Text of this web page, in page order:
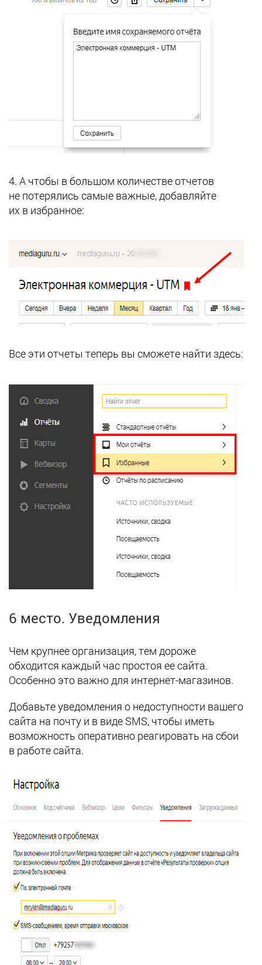
4. А чтобы в большом количестве отчетов
не потерялись самые важные, добавляйте
их в избранное:
Все эти отчеты теперь вы сможете найти здесь:
6 место. Уведомления
Чем крупнее организация, тем дороже
обходится каждый час простоя ее сайта.
Особенно это важно для интернет-магазинов.
Добавьте уведомления о недоступности вашего
сайта на почту и в виде SMS, чтобы иметь
возможность оперативно реагировать на сбои
в работе сайта.